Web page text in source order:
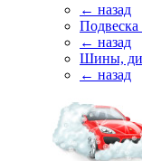
← назад
Подвеска
← назад
Шины,
← назад